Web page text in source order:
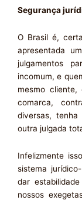
Segurança
O Brasil é,
apresentada
julgamentos
incomum, e
mesmo cliente,
comarca,
diversas,
outra julgada
Infelizmente
sistema
dar
nossos